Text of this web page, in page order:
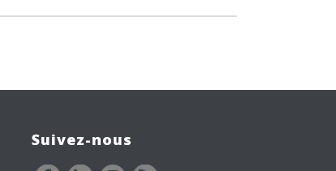
Suivez-nous